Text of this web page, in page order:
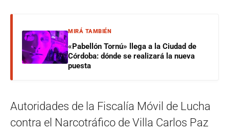
MIRÁ TAMBIÉN
«Pabellón Tornú» llega a la Ciudad de
Córdoba: dónde se realizará la nueva
puesta
Autoridades de la Fiscalía Móvil de Lucha
contra el Narcotráfico de Villa Carlos Paz